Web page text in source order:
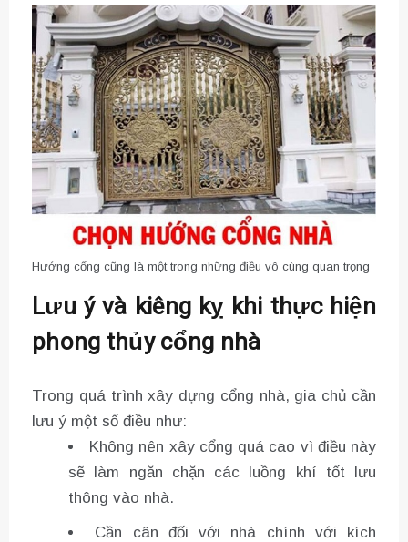
Hướng cổng cũng là một trong những điều vô cùng quan trọng
Lưu ý và kiêng kỵ khi thực hiện
phong thủy cổng nhà
Trong quá trình xây dựng cổng nhà, gia chủ cần
lưu ý một số điều như:
Không nên xây cổng quá cao vì điều này
sẽ làm ngăn chặn các luồng khí tốt lưu
thông vào nhà.
Cần cân đối với nhà chính với kích